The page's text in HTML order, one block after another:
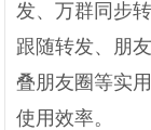
发、万群同步
跟随转发、朋
叠朋友圈等实
使用效率。